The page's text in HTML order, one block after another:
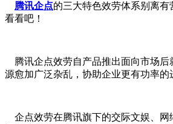
腾讯企点的三大特色效劳体系别离
看看吧！
腾讯企点效劳自产品推出面向市场后
源愈加广泛杂乱，协助企业更有功率的
企点效劳在腾讯旗下的交际文娱、网